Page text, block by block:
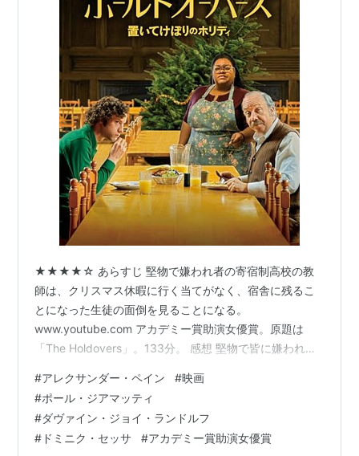
★★★★☆ あらすじ 堅物で嫌われ者の寄宿制高校の教
師は、クリスマス休暇に行く当てがなく、宿舎に残るこ
とになった生徒の面倒を見ることになる。
www.youtube.com アカデミー賞助演女優賞。原題は
「The Holdovers」。133分。 感想 堅物で皆に嫌われて
らず、宿舎に残る生徒たちの面倒を見ることになる。 そ
もそも名門校に通う金持ちの子供たちは、世間知らずで
生意気だ。その上クリスマス休暇に行き場がないという
ことは、家庭に何らかの問題があるわけで、そのせいで
#アレクサンダー・ペイン #映画
#ポール・ジアマッティ
#ダヴァイン・ジョイ・ランドルフ
# ドミニク・セッサ #アカデミー賞助演女優賞